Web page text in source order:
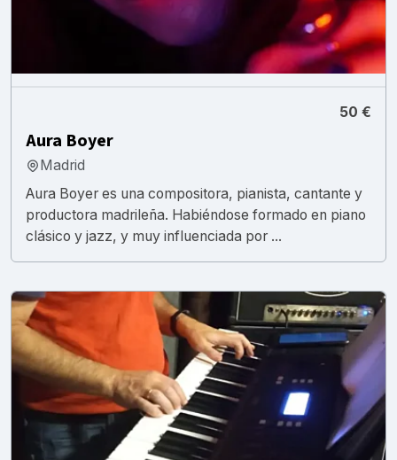
50 €
Aura Boyer
Madrid
Aura Boyer es una compositora, pianista, cantante y
productora madrileña. Habiéndose formado en piano
clásico y jazz, y muy influenciada por ...